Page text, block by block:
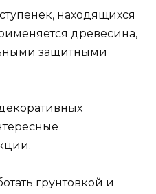
находящихся
древесина,
защитными
грунтовкой и